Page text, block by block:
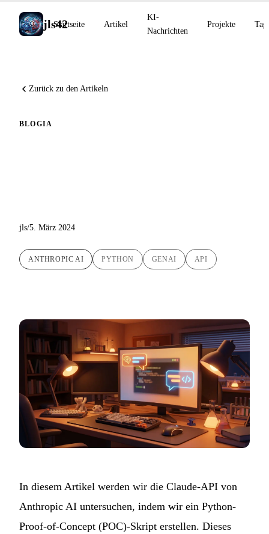
jls42
Startseite Artikel
KI-
Nachrichten
Projekte
Zurück zu den Artikeln
BLOGIA
jls/5. März 2024
ANTHROPIC AI PYTHON GENAI API
In diesem Artikel werden wir die Claude-API von
Anthropic AI untersuchen, indem wir ein Python-
Proof-of-Concept (POC)-Skript erstellen. Dieses